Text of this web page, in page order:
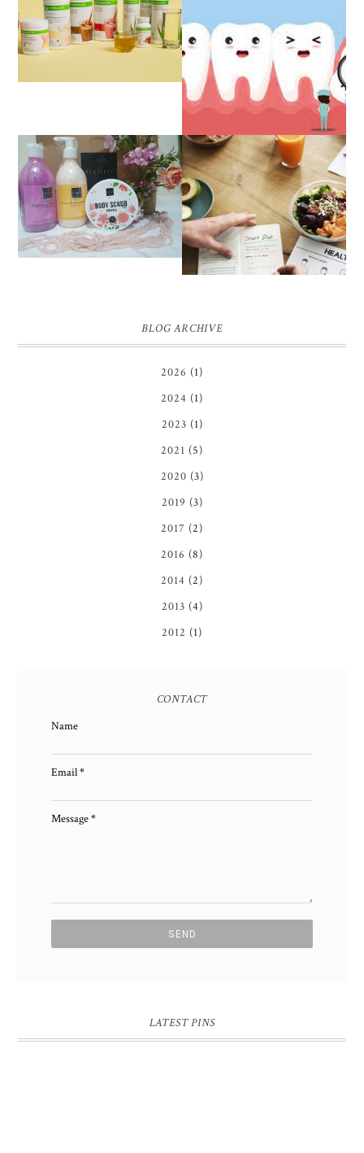
REVIEW JUJUR
SETELAH HAMPIR 2
TAHUN BERHENTI DIET
HERBALIFE
PENGALAMAN OPERASI
IMPAKSI GIGI
REVIEW SCARLETT
WHITENING BODY
LOTION, BODY SCRUB
DAN SHOWER SCRUB |
FIRST IMPRESSION
PENGALAMAN DIET
SEHAT TANPA
MENYIKSA HINGGA
BERAT BADAN IDEAL
BLOG ARCHIVE
2026 (1)
2024 (1)
2023 (1)
2021 (5)
2020 (3)
2019 (3)
2017 (2)
2016 (8)
2014 (2)
2013 (4)
2012 (1)
CONTACT
Name
Email*
Message*
LATEST PINS